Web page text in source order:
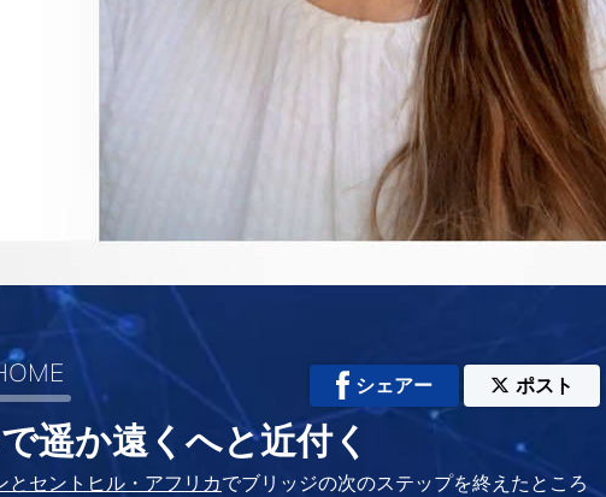
Video
シェアー ポスト
遥か遠くへと近付く
とセントヒル・アフリカでブリッジの次のステップを終えたところ